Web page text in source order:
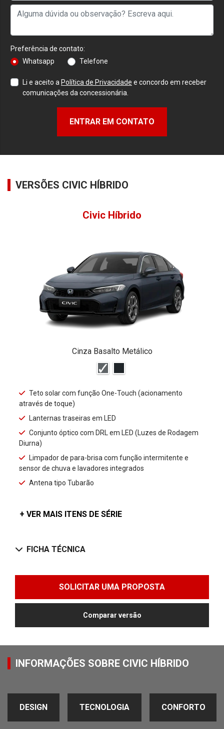
Preferência de contato:
Whatsapp
Telefone
Li e aceito a Política de Privacidade e concordo em receber
comunicações da concessionária.
ENTRAR EM CONTATO
VERSÕES CIVIC HÍBRIDO
Civic Híbrido
Cinza Basalto Metálico
Teto solar com função One-Touch (acionamento
através de toque)
Lanternas traseiras em LED
Conjunto óptico com DRL em LED (Luzes de Rodagem
Diurna)
Limpador de para-brisa com função intermitente e
sensor de chuva e lavadores integrados
Antena tipo Tubarão
+ VER MAIS ITENS DE SÉRIE
FICHA TÉCNICA
SOLICITAR UMA PROPOSTA
Comparar versão
INFORMAÇÕES SOBRE CIVIC HÍBRIDO
DESIGN TECNOLOGIA CONFORTO